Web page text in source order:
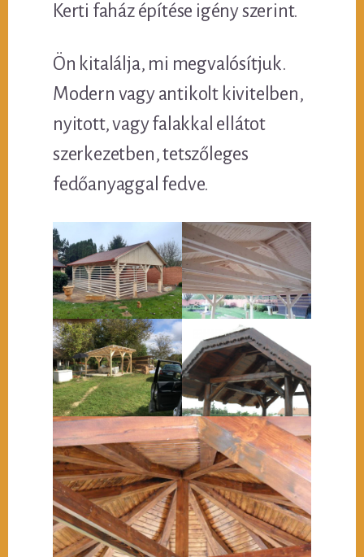
Kerti faház építése igény szerint.
Ön kitalálja, mi megvalósítjuk.
Modern vagy antikolt kivitelben,
nyitott, vagy falakkal ellátot
szerkezetben, tetszőleges
fedőanyaggal fedve.